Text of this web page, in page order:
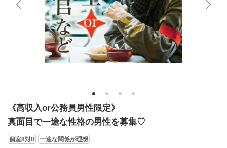
1 2 3 4
《高収入or公務員男性限定》
真面目で一途な性格の男性を募集♡
個室8対8 一途な関係が理想